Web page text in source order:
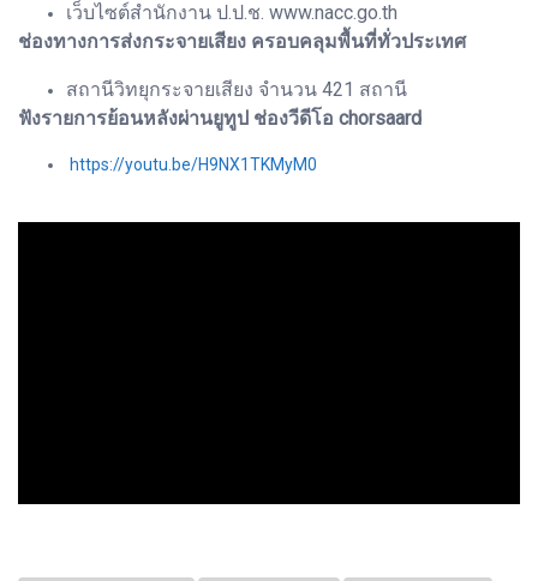
เว็บไซต์สำนักงาน ป.ป.ช. www.nacc.go.th
ช่องทางการส่งกระจายเสียง ครอบคลุมพื้นที่ทั่วประเทศ
สถานีวิทยุกระจายเสียง จำนวน 421 สถานี
ฟังรายการย้อนหลังผ่านยูทูป ช่องวีดีโอ chorsaard
https://youtu.be/H9NX1TKMyM0